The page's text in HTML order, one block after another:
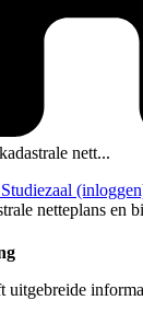
nett...
netteplans en
uitgebreide